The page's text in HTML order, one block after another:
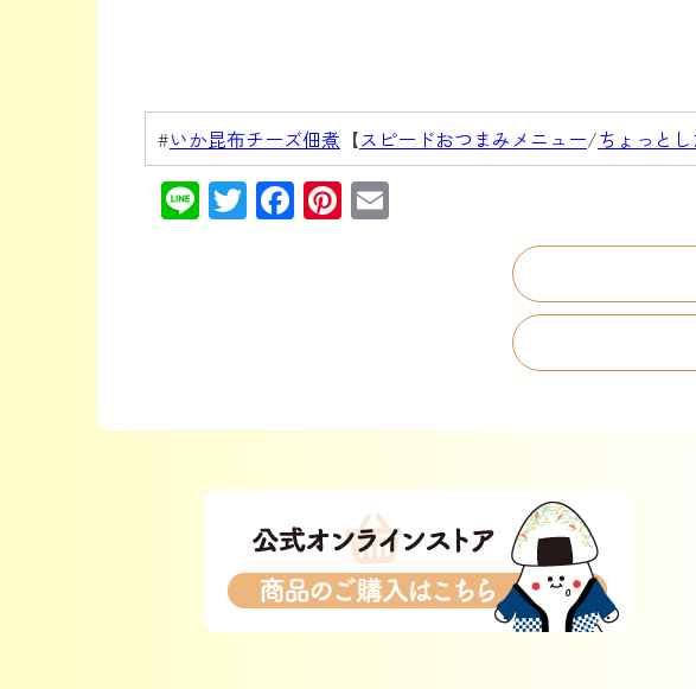
#いか昆布チーズ佃煮 【スピードおつまみメニュー/ちょっと
LineTwitter
Facebook
Pinterest